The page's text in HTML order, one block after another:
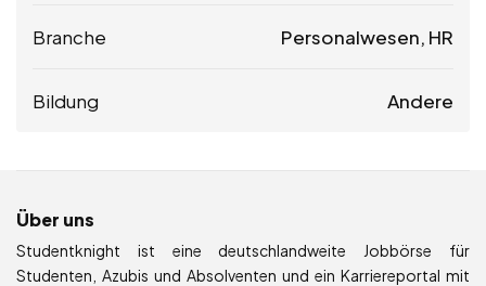
Branche Personalwesen, HR
Bildung Andere
Über uns
Studentknight ist eine deutschlandweite Jobbörse für
Studenten, Azubis und Absolventen und ein Karriereportal mit